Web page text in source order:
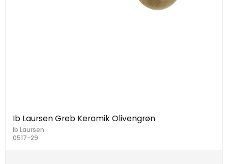
Ib Laursen Greb Keramik Olivengrøn
Ib Laursen
0517-29